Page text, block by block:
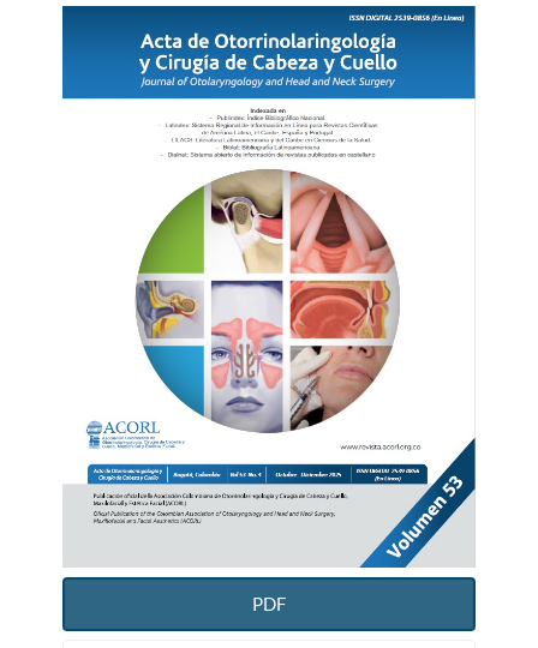
Barra
lateral
del
artículo
PDF